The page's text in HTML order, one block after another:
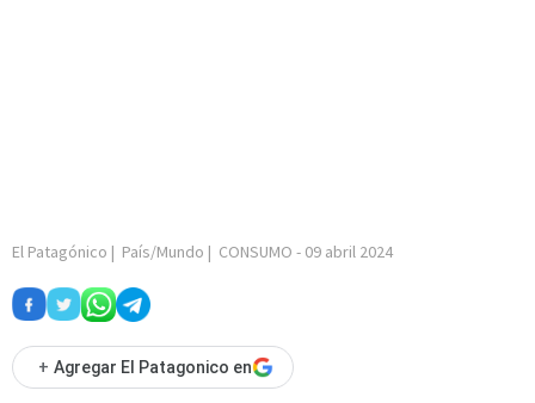
El Patagónico | País/Mundo | CONSUMO - 09 abril 2024
+ Agregar El Patagonico en